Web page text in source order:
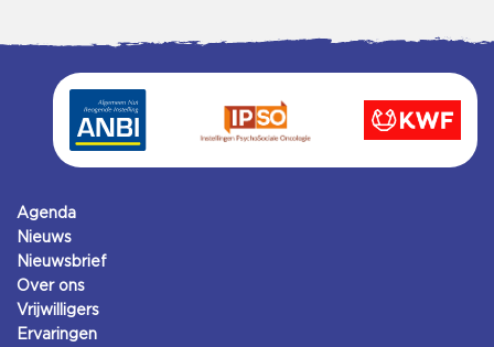
Agenda
Nieuws
Nieuwsbrief
Over ons
Vrijwilligers
Ervaringen